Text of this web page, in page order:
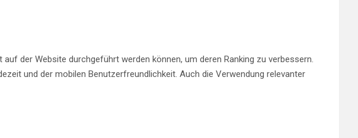
der Website durchgeführt werden können, um deren Ranking zu verbessern.
und der mobilen Benutzerfreundlichkeit. Auch die Verwendung relevanter